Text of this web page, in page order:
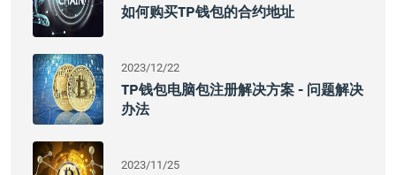
如何购买TP钱包的合约地址
2023/12/22
TP钱包电脑包注册解决方案 - 问题解决
办法
2023/11/25